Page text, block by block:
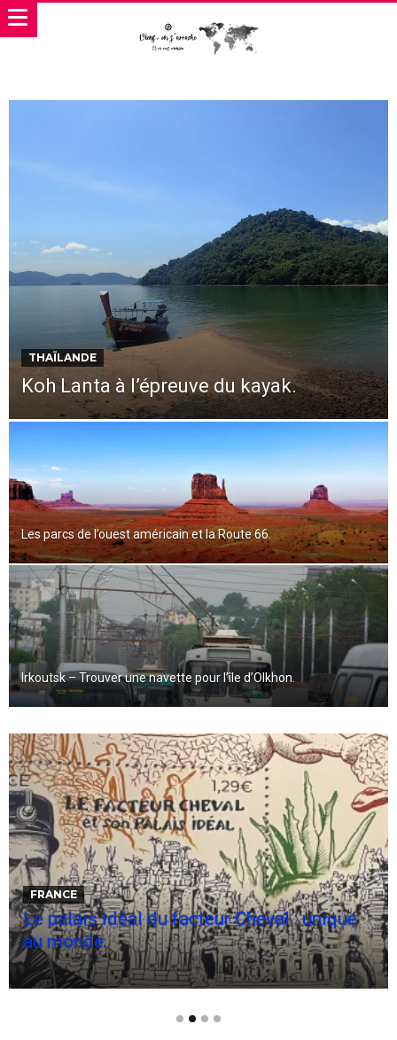
THAÏLANDE
Koh Lanta à l’épreuve du kayak.
Les parcs de l’ouest américain et la Route 66.
Irkoutsk – Trouver une navette pour l’île d’Olkhon.
FINLANDE
Virée motoneige en Laponie.